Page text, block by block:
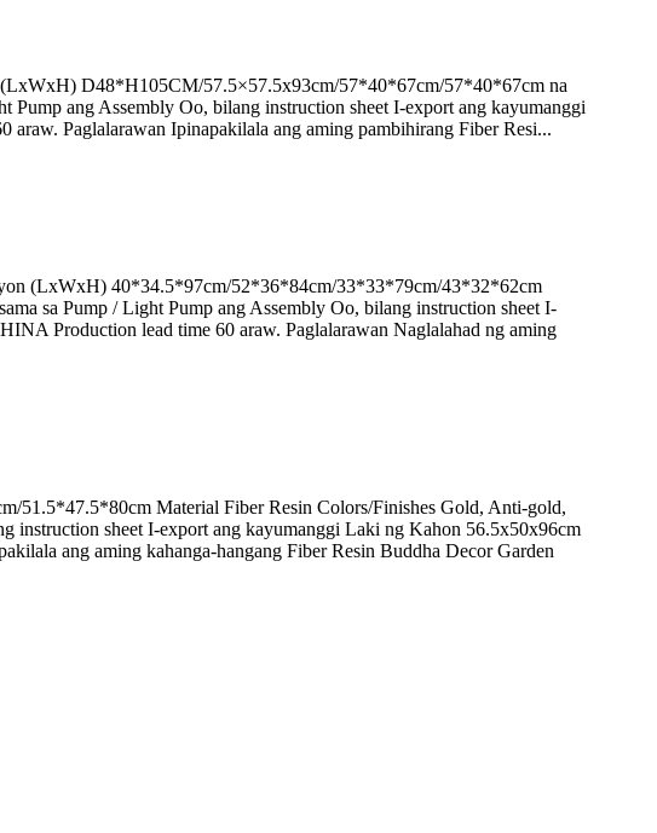
D48*H105CM/57.5×57.5x93cm/57*40*67cm/57*40*67cm na
ang Assembly Oo, bilang instruction sheet I-export ang kayumanggi
Paglalarawan Ipinapakilala ang aming pambihirang Fiber Resi...
(LxWxH) 40*34.5*97cm/52*36*84cm/33*33*79cm/43*32*62cm
sa Pump / Light Pump ang Assembly Oo, bilang instruction sheet I-
Production lead time 60 araw. Paglalarawan Naglalahad ng aming
51.5*47.5*80cm Material Fiber Resin Colors/Finishes Gold, Anti-gold,
instruction sheet I-export ang kayumanggi Laki ng Kahon 56.5x50x96cm
ang aming kahanga-hangang Fiber Resin Buddha Decor Garden